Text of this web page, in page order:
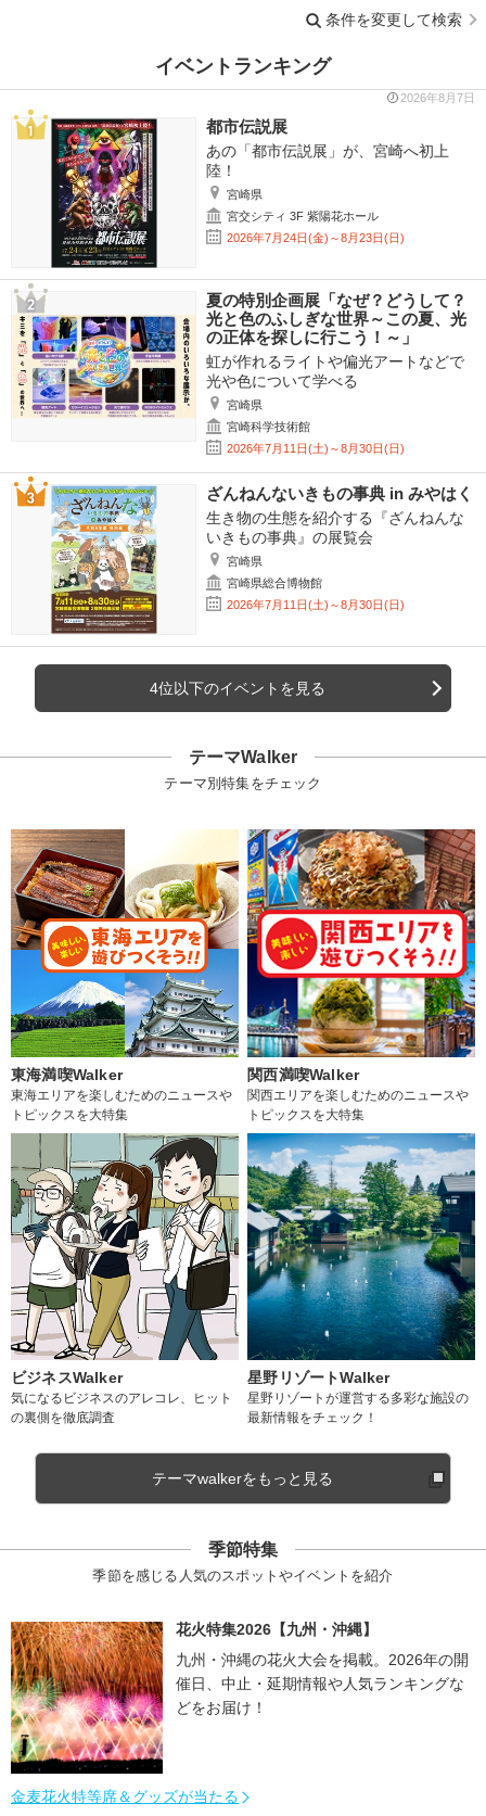
条件を変更して検索
イベントランキング
2026年8月7日
都市伝説展
あの「都市伝説展」が、宮崎へ初上
陸！
宮崎県
宮交シティ 3F 紫陽花ホール
2026年7月24日(金)～8月23日(日)
夏の特別企画展「なぜ？どうして？
光と色のふしぎな世界～この夏、光
の正体を探しに行こう！～」
虹が作れるライトや偏光アートなどで
光や色について学べる
宮崎県
宮崎科学技術館
2026年7月11日(土)～8月30日(日)
ざんねんないきもの事典 in みやはく
生き物の生態を紹介する『ざんねんな
いきもの事典』の展覧会
宮崎県
宮崎県総合博物館
2026年7月11日(土)～8月30日(日)
4位以下のイベントを見る
テーマWalker
テーマ別特集をチェック
東海満喫Walker
東海エリアを楽しむためのニュースや
トピックスを大特集
関西満喫Walker
関西エリアを楽しむためのニュースや
トピックスを大特集
ビジネスWalker
気になるビジネスのアレコレ、ヒット
の裏側を徹底調査
星野リゾートWalker
星野リゾートが運営する多彩な施設の
最新情報をチェック！
テーマwalkerをもっと見る
季節特集
季節を感じる人気のスポットやイベントを紹介
花火特集2026【九州・沖縄】
九州・沖縄の花火大会を掲載。2026年の開
催日、中止・延期情報や人気ランキングな
どをお届け！
金麦花火特等席＆グッズが当たる